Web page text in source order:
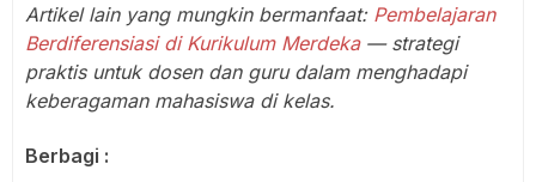
Artikel lain yang mungkin bermanfaat: Pembelajaran
Berdiferensiasi di Kurikulum Merdeka— strategi
praktis untuk dosen dan guru dalam menghadapi
keberagaman mahasiswa di kelas.
Berbagi :